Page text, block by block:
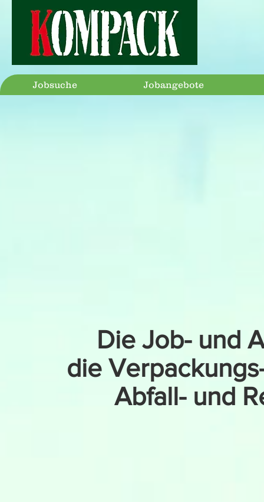
Jobsuche Jobangebote
Die Job- und
die
Abfall- und